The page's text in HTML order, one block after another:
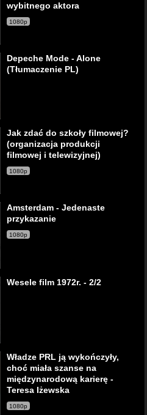
wybitnego aktora
1080p
Depeche Mode - Alone
(Tłumaczenie PL)
Jak zdać do szkoły filmowej?
(organizacja produkcji
filmowej i telewizyjnej)
1080p
Amsterdam - Jedenaste
przykazanie
1080p
Wesele film 1972r. - 2/2
Władze PRL ją wykończyły,
choć miała szanse na
międzynarodową karierę -
Teresa Iżewska
1080p